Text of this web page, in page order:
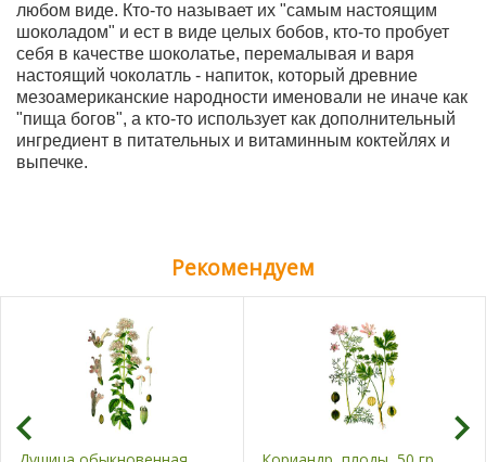
любом виде. Кто-то называет их "самым настоящим
шоколадом" и ест в виде целых бобов, кто-то пробует
себя в качестве шоколатье, перемалывая и варя
настоящий чоколатль - напиток, который древние
мезоамериканские народности именовали не иначе как
"пища богов", а кто-то использует как дополнительный
ингредиент в питательных и витаминным коктейлях и
выпечке.
Рекомендуем